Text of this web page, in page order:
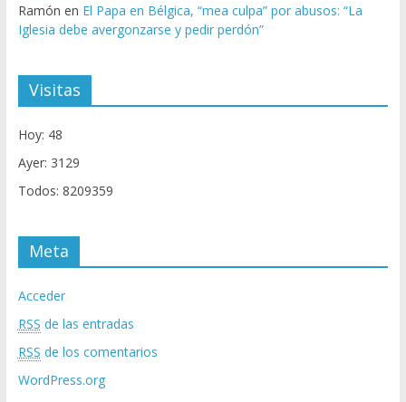
Ramón en El Papa en Bélgica, “mea culpa” por abusos: “La
Iglesia debe avergonzarse y pedir perdón”
Visitas
Hoy: 48
Ayer: 3129
Todos: 8209359
Meta
Acceder
RSS de las entradas
RSS de los comentarios
WordPress.org